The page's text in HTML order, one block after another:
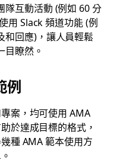
隊互動活動 (例如 60 分
用 Slack 頻道功能 (例
和回應)，讓人員輕鬆
目瞭然。
例
案，均可使用 AMA
於達成目標的格式，
種 AMA 範本使用方